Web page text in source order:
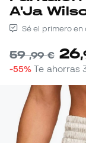
A'Ja
Sé el primero en
59,99 € 26,
-55% Te ahorras